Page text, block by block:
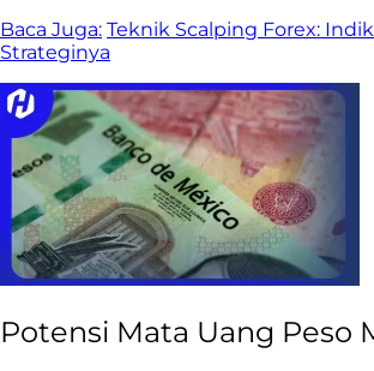
Baca Juga: Teknik Scalping Forex:
Strateginya
Potensi Mata Uang Peso